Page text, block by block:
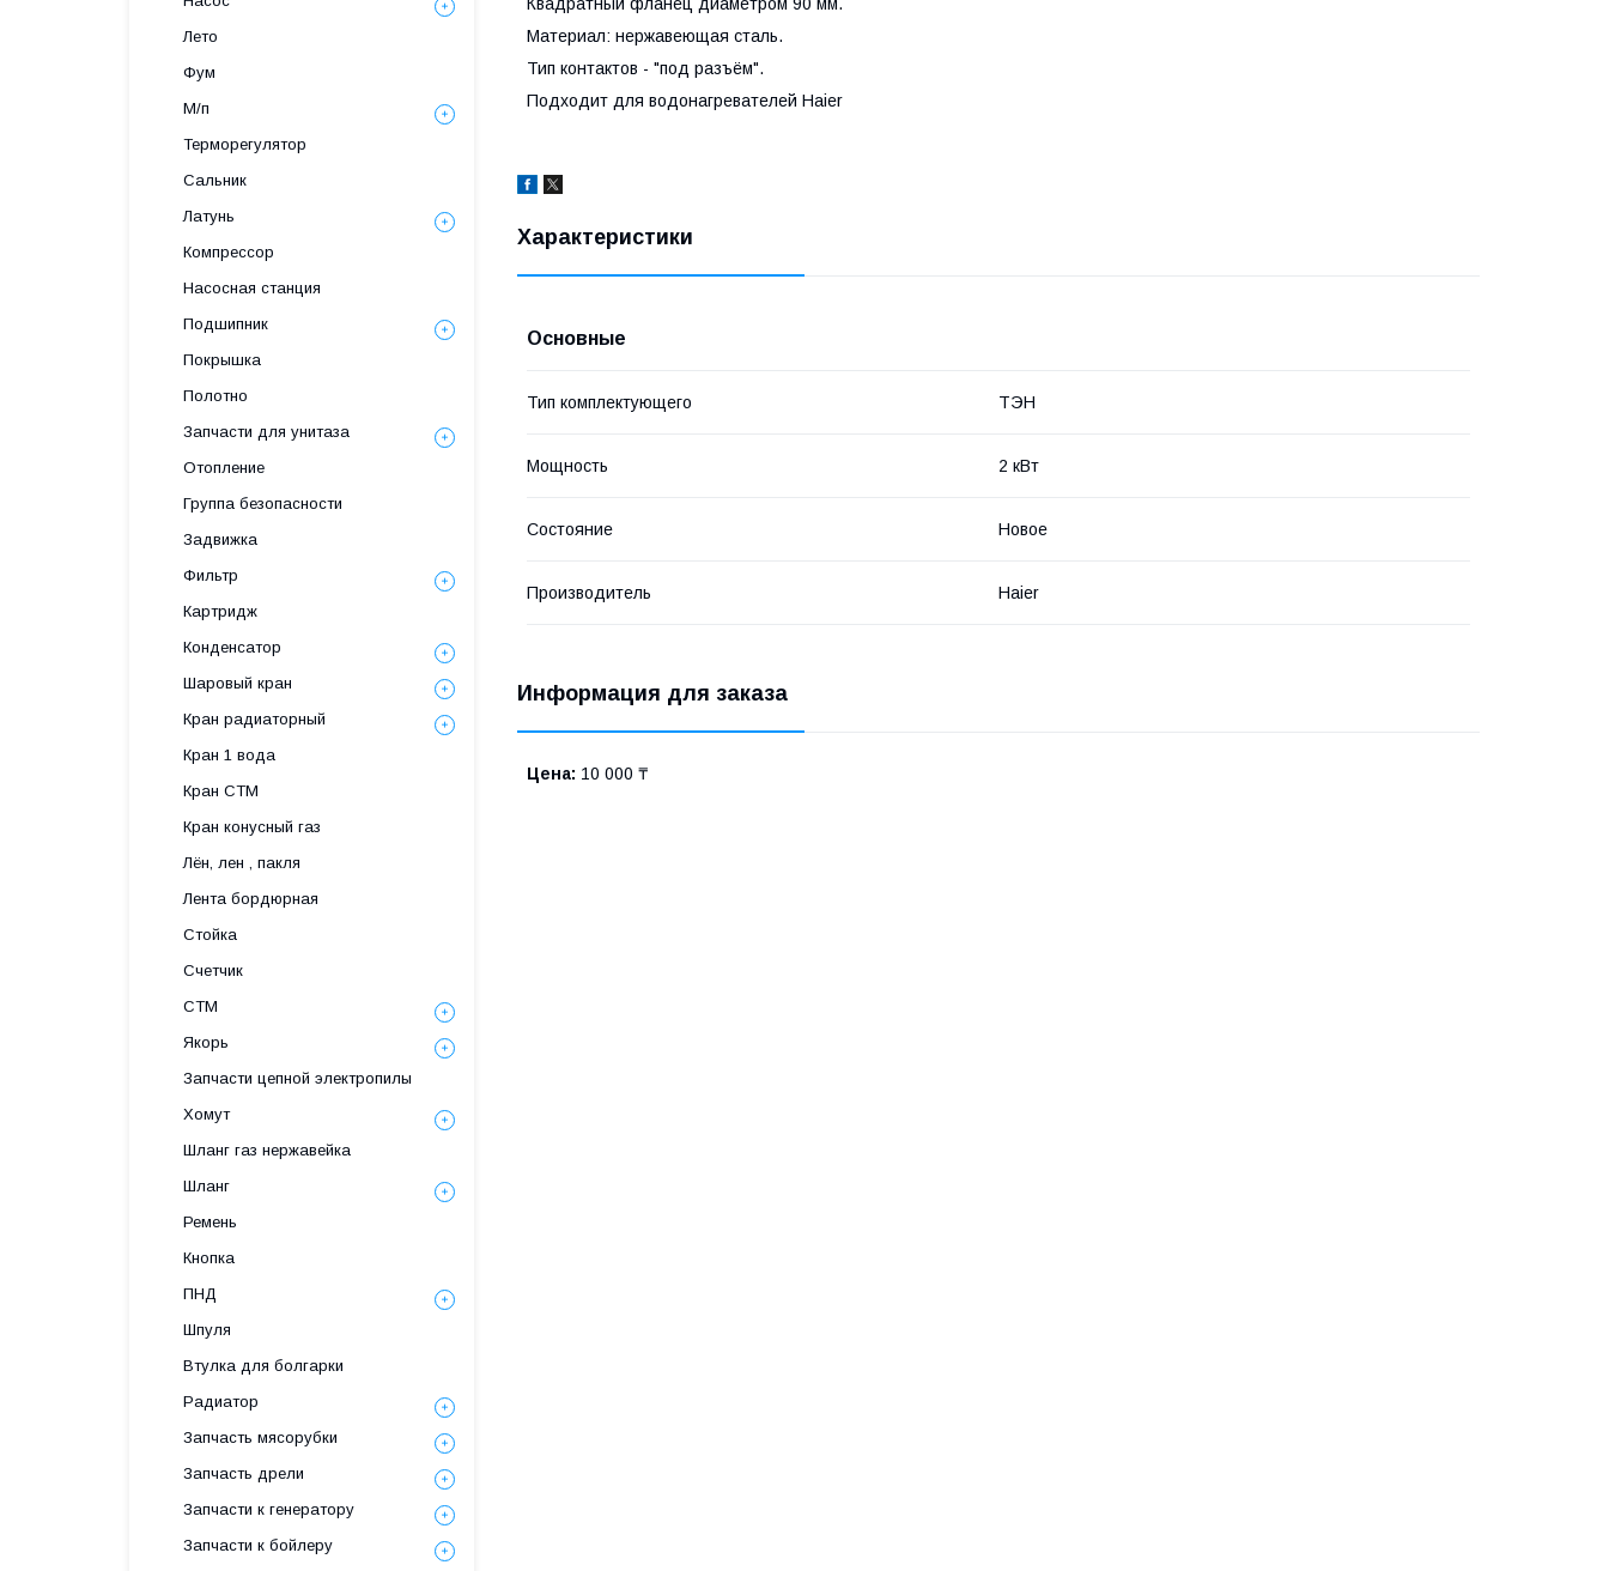
Материал: нержавеющая сталь.
Тип контактов - "под разъём".
Подходит для водонагревателей Haier
Характеристики
Основные
Тип комплектующего ТЭН
Мощность 2 кВт
Состояние Новое
Производитель Haier
Информация для заказа
Цена: 10 000 ₸
Лето
Фум
М/п
Терморегулятор
Сальник
Латунь
Компрессор
Насосная станция
Подшипник
Покрышка
Полотно
Запчасти для унитаза
Отопление
Группа безопасности
Задвижка
Фильтр
Картридж
Конденсатор
Шаровый кран
Кран радиаторный
Кран 1 вода
Кран СТМ
Кран конусный газ
Лён, лен , пакля
Лента бордюрная
Стойка
Счетчик
СТМ
Якорь
Запчасти цепной электропилы
Хомут
Шланг газ нержавейка
Шланг
Ремень
Кнопка
ПНД
Шпуля
Втулка для болгарки
Радиатор
Запчасть мясорубки
Запчасть дрели
Запчасти к генератору
Запчасти к бойлеру